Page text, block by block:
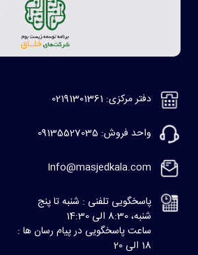
دفتر مرکزی: 02191301361
واحد فروش: 09135527035
Info@masjedkala.com
پاسخگویی تلفنی : شنبه تا پنج
شنبه، 8:30 الی 14:30
ساعت پاسخگویی در پیام رسان ها :
18 الی 20